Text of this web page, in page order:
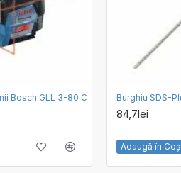
Bosch GLL 3-80 C
84,7lei
Adaugă în Coş